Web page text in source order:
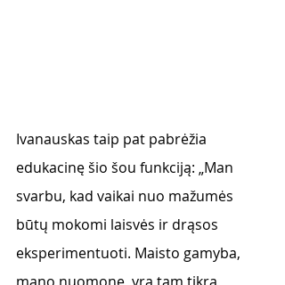
Ivanauskas taip pat pabrėžia
edukacinę šio šou funkciją: „Man
svarbu, kad vaikai nuo mažumės
būtų mokomi laisvės ir drąsos
eksperimentuoti. Maisto gamyba,